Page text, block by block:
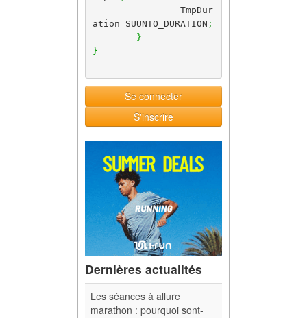
ation=SUUNTO_DURATION ;
}
}
Se connecter
S'inscrire
Dernières actualités
Les séances à allure
marathon : pourquoi sont-